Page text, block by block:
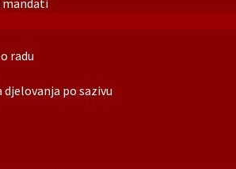
radu
po sazivu